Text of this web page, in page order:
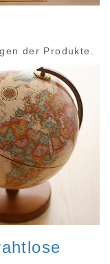
der Produkte.